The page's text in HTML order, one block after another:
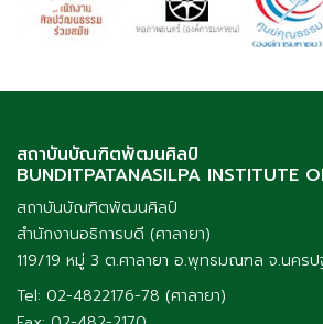
สถาบันบัณฑิตพัฒนศิลป์
BUNDITPATANASILPA INSTITUTE
สถาบันบัณฑิตพัฒนศิลป์
สำนักงานอธิการบดี (ศาลายา)
119/19 หมู่ 3 ต.ศาลายา อ.พุทธมณฑล จ.นครป
Tel: 02-4822176-78 (ศาลายา)